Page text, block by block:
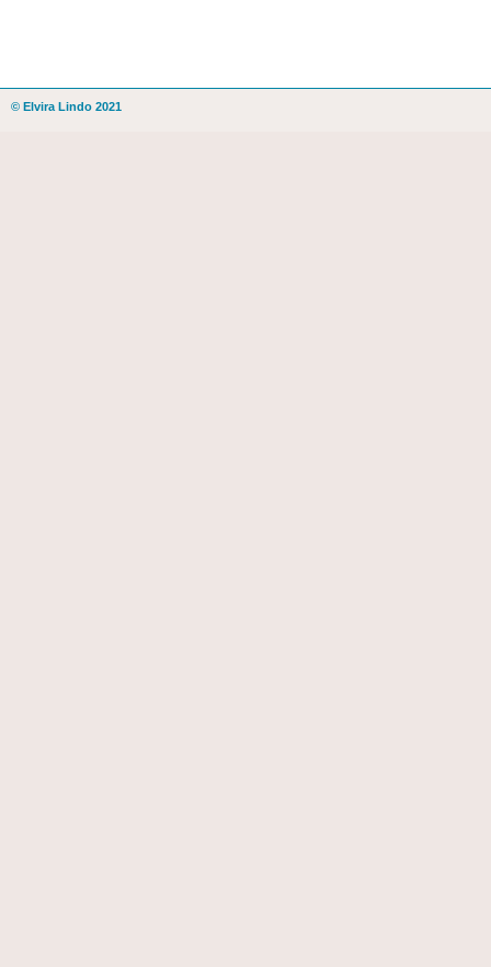
© Elvira Lindo 2021